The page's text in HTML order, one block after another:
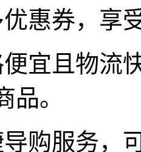
惠券，享
宜且物流
品。
购服务，